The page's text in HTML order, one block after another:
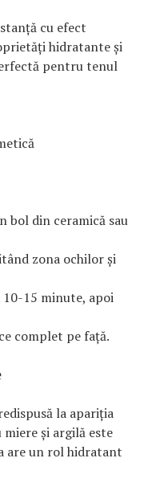
cu efect
hidratante și
pentru tenul
bol din ceramică sau
zona ochilor și
10-15 minute, apoi
complet pe față.
la apariția
și argilă este
are un rol hidratant